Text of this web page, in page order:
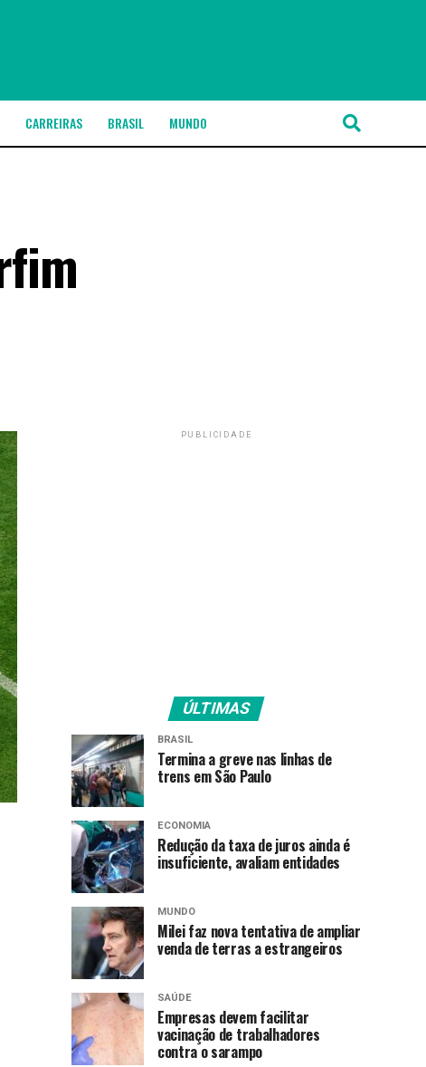
CARREIRAS BRASIL MUNDO
PUBLICIDADE
ÚLTIMAS
BRASIL
Termina a greve nas linhas de
trens em São Paulo
ECONOMIA
Redução da taxa de juros ainda é
insuficiente, avaliam entidades
MUNDO
Milei faz nova tentativa de ampliar
venda de terras a estrangeiros
SAÚDE
Empresas devem facilitar
vacinação de trabalhadores
contra o sarampo